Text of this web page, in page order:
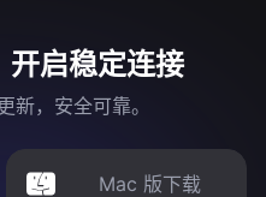
启稳定连接
新，安全可靠。
Mac 版下载